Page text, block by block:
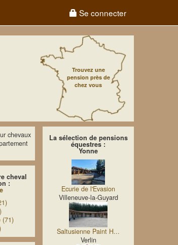
Se connecter
Trouvez une
pension près de
chez vous
chevaux
cheval
:
(71)
La sélection de pensions
équestres :
Yonne
Ecurie de l'Evasion
Villeneuve-la-Guyard
Saltusienne Paint H...
Verlin